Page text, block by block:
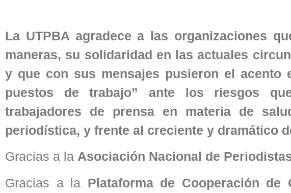
La UTPBA agradece a las organizaciones
maneras, su solidaridad en las actuales
y que con sus mensajes pusieron el acento
puestos de trabajo” ante los riesgos
trabajadores de prensa en materia de
periodística, y frente al creciente y dramático
Gracias a la Asociación Nacional de
Gracias a la Plataforma de Cooperación de